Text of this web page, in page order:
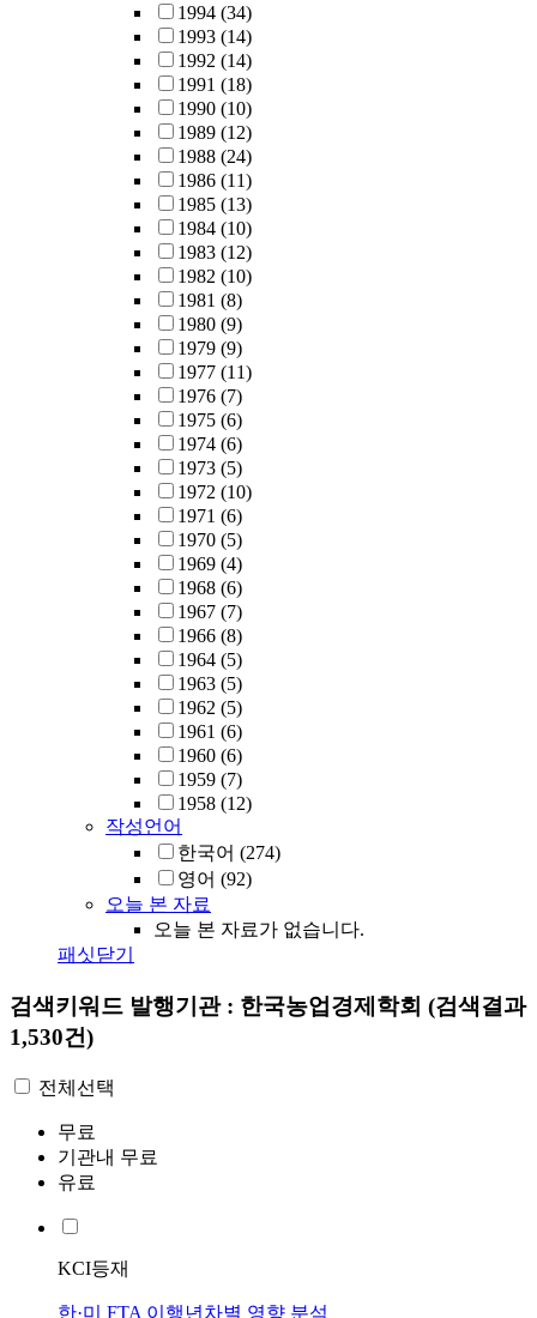
1994 (34)
1993 (14)
1992 (14)
1991 (18)
1990 (10)
1989 (12)
1988 (24)
1986 (11)
1985 (13)
1984 (10)
1983 (12)
1982 (10)
1981 (8)
1980 (9)
1979 (9)
1977 (11)
1976 (7)
1975 (6)
1974 (6)
1973 (5)
1972 (10)
1971 (6)
1970 (5)
1969 (4)
1968 (6)
1967 (7)
1966 (8)
1964 (5)
1963 (5)
1962 (5)
1961 (6)
1960 (6)
1959 (7)
1958 (12)
작성언어
한국어 (274)
영어 (92)
오늘 본 자료
오늘 본 자료가 없습니다.
패싯닫기
검색키워드 발행기관 : 한국농업경제학회 (검색결과
1,530건)
전체선택
무료
기관내 무료
유료
KCI등재
한·미 FTA 이행년차별 영향 분석